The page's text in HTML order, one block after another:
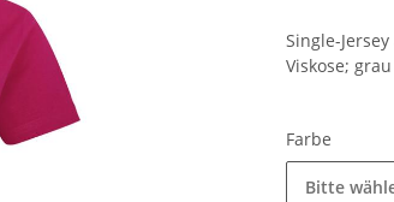
Single-
Viskose;
Farbe
Bitte